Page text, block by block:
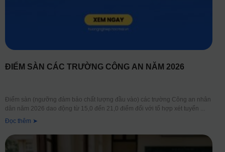
ĐIỂM SÀN CÁC TRƯỜNG CÔNG AN NĂM 2026
Điểm sàn (ngưỡng đảm bảo chất lượng đầu vào) các trường Công an nhân
dân năm 2026 dao động từ 15,0 đến 21,0 điểm đối với tổ hợp xét tuyển
Đọc thêm ➤